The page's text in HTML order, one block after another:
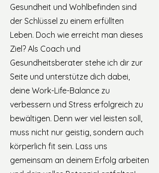
Gesundheit und Wohlbefinden sind
der Schlüssel zu einem erfüllten
Leben. Doch wie erreicht man dieses
Ziel? Als Coach und
Gesundheitsberater stehe ich dir zur
Seite und unterstütze dich dabei,
deine Work-Life-Balance zu
verbessern und Stress erfolgreich zu
bewältigen. Denn wer viel leisten soll,
muss nicht nur geistig, sondern auch
körperlich fit sein. Lass uns
gemeinsam an deinem Erfolg arbeiten